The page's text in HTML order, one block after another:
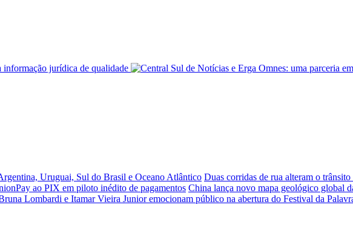
Uruguai, Sul do Brasil e Oceano Atlântico Duas corridas de rua alteram o
ao PIX em piloto inédito de pagamentos China lança novo mapa geológico global
Lombardi e Itamar Vieira Junior emocionam público na abertura do Festival da